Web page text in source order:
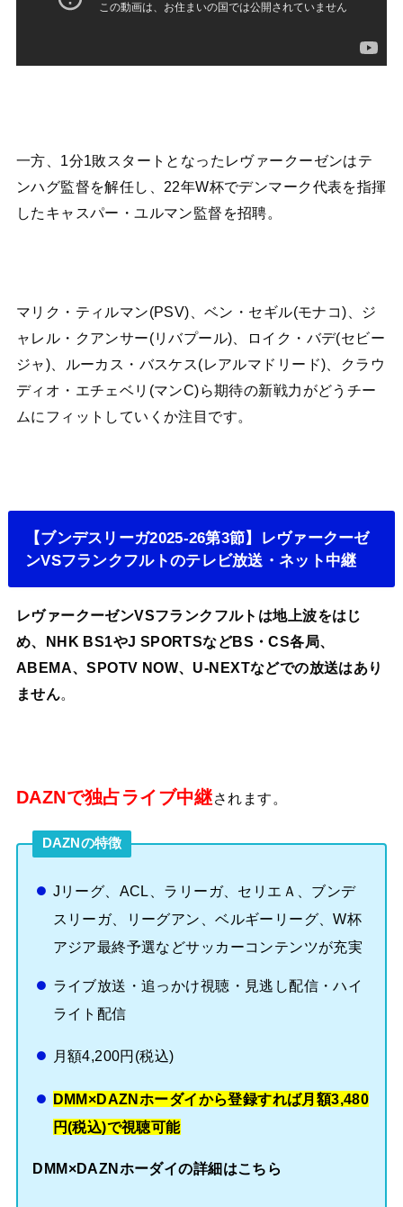
一方、1分1敗スタートとなったレヴァークーゼンはテ
ンハグ監督を解任し、22年W杯でデンマーク代表を指揮
したキャスパー・ユルマン監督を招聘。
マリク・ティルマン(PSV)、ベン・セギル(モナコ)、ジ
ャレル・クアンサー(リバプール)、ロイク・バデ(セビー
ジャ)、ルーカス・バスケス(レアルマドリード)、クラウ
ディオ・エチェベリ(マンC)ら期待の新戦力がどうチー
ムにフィットしていくか注目です。
【ブンデスリーガ2025-26第3節】レヴァークーゼ
ンVSフランクフルトのテレビ放送・ネット中継
レヴァークーゼンVSフランクフルトは地上波をはじ
め、NHK BS1やJ SPORTSなどBS・CS各局、
ABEMA、SPOTV NOW、U-NEXTなどでの放送はあり
ません。
DAZNで独占ライブ中継されます。
DAZNの特徴
Jリーグ、ACL、ラリーガ、セリエＡ、ブンデ
スリーガ、リーグアン、ベルギーリーグ、W杯
アジア最終予選などサッカーコンテンツが充実
ライブ放送・追っかけ視聴・見逃し配信・ハイ
ライト配信
月額4,200円(税込)
DMM×DAZNホーダイから登録すれば月額3,480
円(税込)で視聴可能
DMM×DAZNホーダイの詳細はこちら